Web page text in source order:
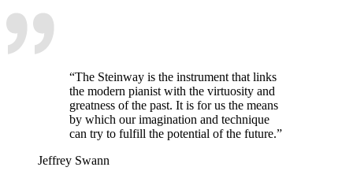
“The Steinway is the instrument that links
the modern pianist with the virtuosity and
greatness of the past. It is for us the means
by which our imagination and technique
can try to fulfill the potential of the future.”
Jeffrey Swann